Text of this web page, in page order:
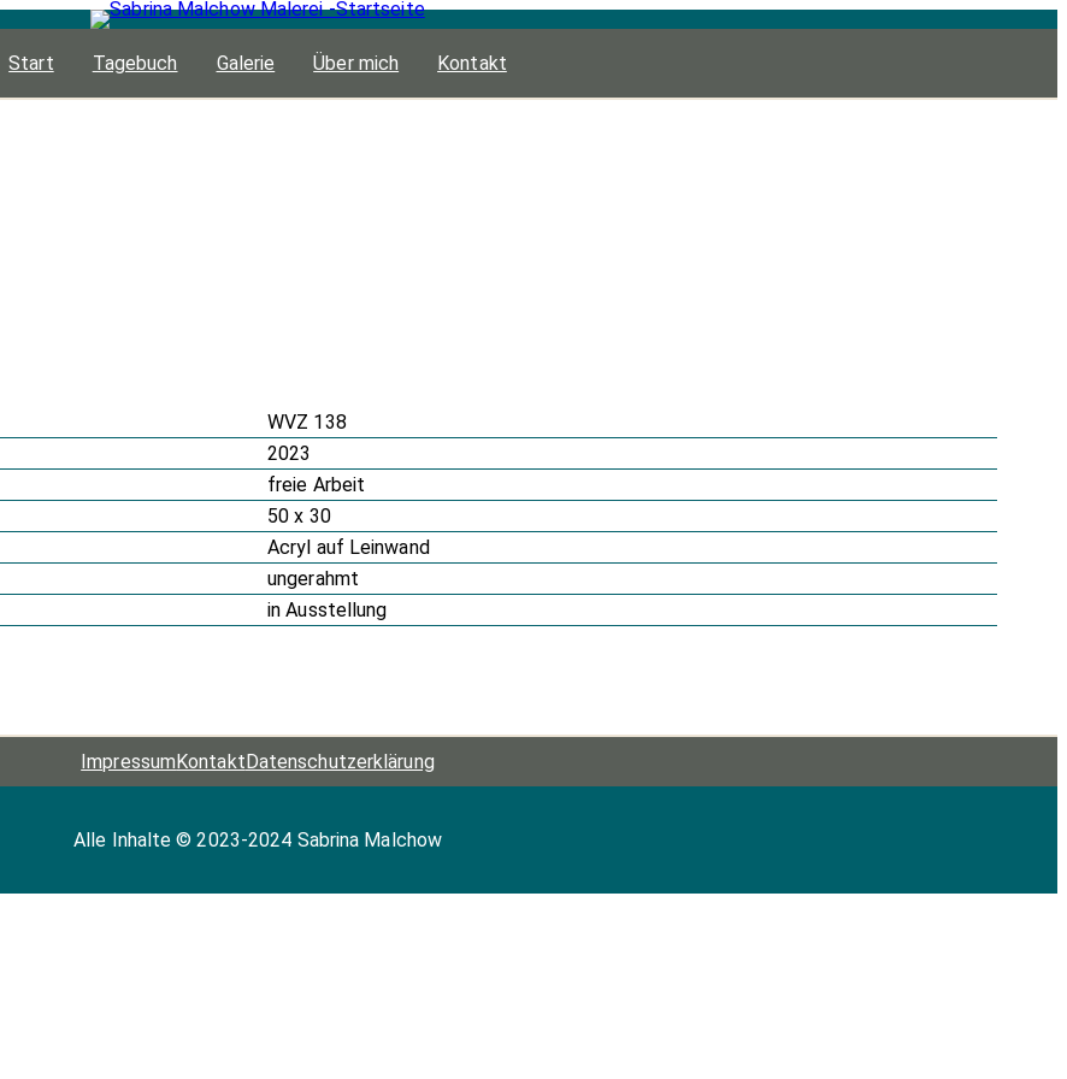
Start Tagebuch Galerie Über mich Kontakt
WVZ 138
2023
freie Arbeit
50 x 30
Acryl auf Leinwand
ungerahmt
in Ausstellung
ImpressumKontaktDatenschutz­erklärung
Alle Inhalte © 2023-2024 Sabrina Malchow